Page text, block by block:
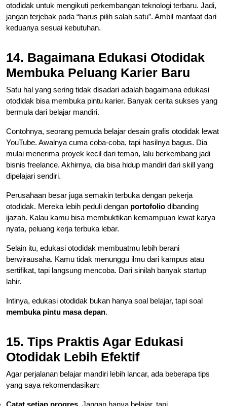
otodidak untuk mengikuti perkembangan teknologi terbaru. Jadi,
jangan terjebak pada “harus pilih salah satu”. Ambil manfaat dari
keduanya sesuai kebutuhan.
14. Bagaimana Edukasi Otodidak
Membuka Peluang Karier Baru
Satu hal yang sering tidak disadari adalah bagaimana edukasi
otodidak bisa membuka pintu karier. Banyak cerita sukses yang
bermula dari belajar mandiri.
Contohnya, seorang pemuda belajar desain grafis otodidak lewat
YouTube. Awalnya cuma coba-coba, tapi hasilnya bagus. Dia
mulai menerima proyek kecil dari teman, lalu berkembang jadi
bisnis freelance. Akhirnya, dia bisa hidup mandiri dari skill yang
dipelajari sendiri.
Perusahaan besar juga semakin terbuka dengan pekerja
otodidak. Mereka lebih peduli dengan portofolio dibanding
ijazah. Kalau kamu bisa membuktikan kemampuan lewat karya
nyata, peluang kerja terbuka lebar.
Selain itu, edukasi otodidak membuatmu lebih berani
berwirausaha. Kamu tidak menunggu ilmu dari kampus atau
sertifikat, tapi langsung mencoba. Dari sinilah banyak startup
lahir.
Intinya, edukasi otodidak bukan hanya soal belajar, tapi soal
membuka pintu masa depan.
15. Tips Praktis Agar Edukasi
Otodidak Lebih Efektif
Agar perjalanan belajar mandiri lebih lancar, ada beberapa tips
yang saya rekomendasikan:
Catat setiap progres. Jangan hanya belajar, tapi